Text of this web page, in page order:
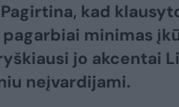
kad
minimas
jo akcentai
neįvardijami.